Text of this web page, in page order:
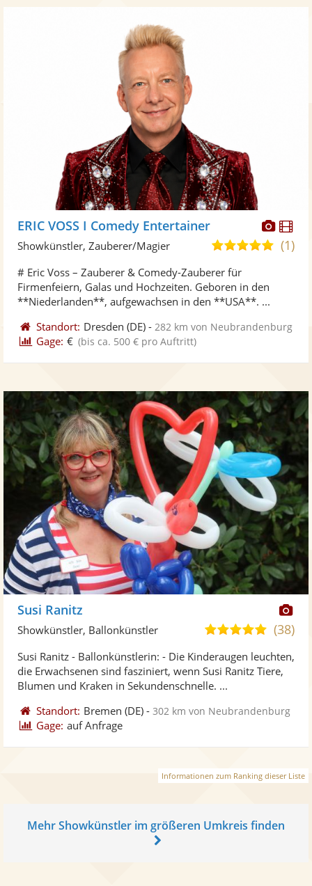
ERIC VOSS I Comedy Entertainer
5,0(1)
Showkünstler, Zauberer/Magier
# Eric Voss – Zauberer & Comedy-Zauberer für
Firmenfeiern, Galas und Hochzeiten. Geboren in den
**Niederlanden**, aufgewachsen in den **USA**. ...
Standort: Dresden (DE) - 282 km von Neubrandenburg
Gage: € (bis ca. 500 € pro Auftritt)
Susi Ranitz
5,0
5
Sternen
(38)
Showkünstler, Ballonkünstler
Susi Ranitz - Ballonkünstlerin: - Die Kinderaugen leuchten,
die Erwachsenen sind fasziniert, wenn Susi Ranitz Tiere,
Blumen und Kraken in Sekundenschnelle. ...
Standort: Bremen (DE) -302 km von Neubrandenburg
Gage: auf Anfrage
Informationen zum Ranking dieser Liste
Mehr Showkünstler im größeren Umkreis finden